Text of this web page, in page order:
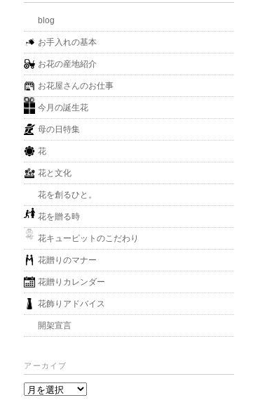
blog
お手入れの基本
お花の産地紹介
お花屋さんのお仕事
今月の誕生花
母の日特集
花
花と文化
花を創るひと。
花を贈る時
花キューピットのこだわり
花贈りのマナー
花贈りカレンダー
花飾りアドバイス
開架宣言
アーカイブ
ア